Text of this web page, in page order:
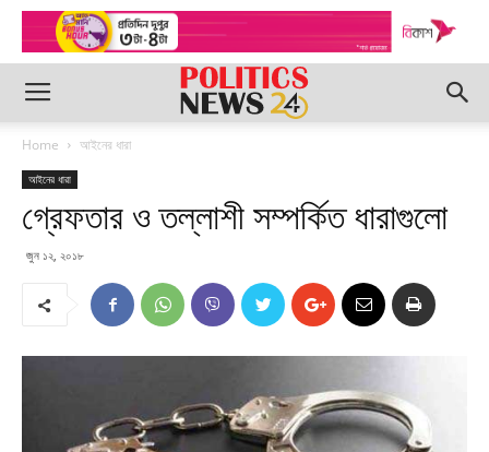
Home আইনের ধারা
আইনের ধারা
গ্রেফতার ও তল্লাশী সম্পর্কিত ধারাগুলো
জুন ১২, ২০১৮